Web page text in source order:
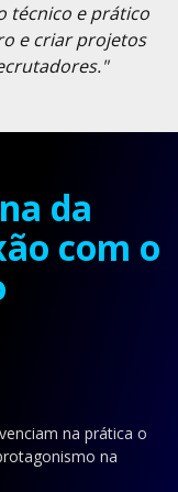
técnico e prático
e criar projetos
da
com o
na prática o
na